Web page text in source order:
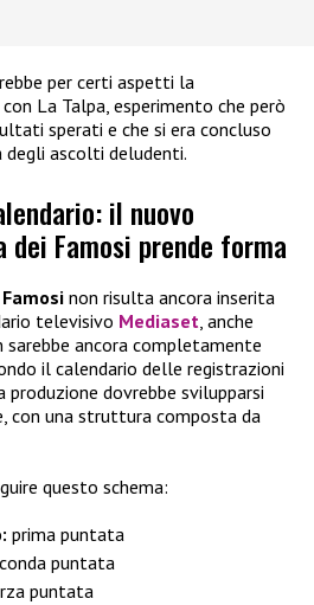
per certi aspetti la
La Talpa, esperimento che però
sperati e che si era concluso
degli ascolti deludenti.
il nuovo
dei Famosi prende forma
Famosi non risulta ancora inserita
televisivo Mediaset , anche
sarebbe ancora completamente
il calendario delle registrazioni
produzione dovrebbe svilupparsi
con una struttura composta da
questo schema:
prima puntata
puntata
puntata